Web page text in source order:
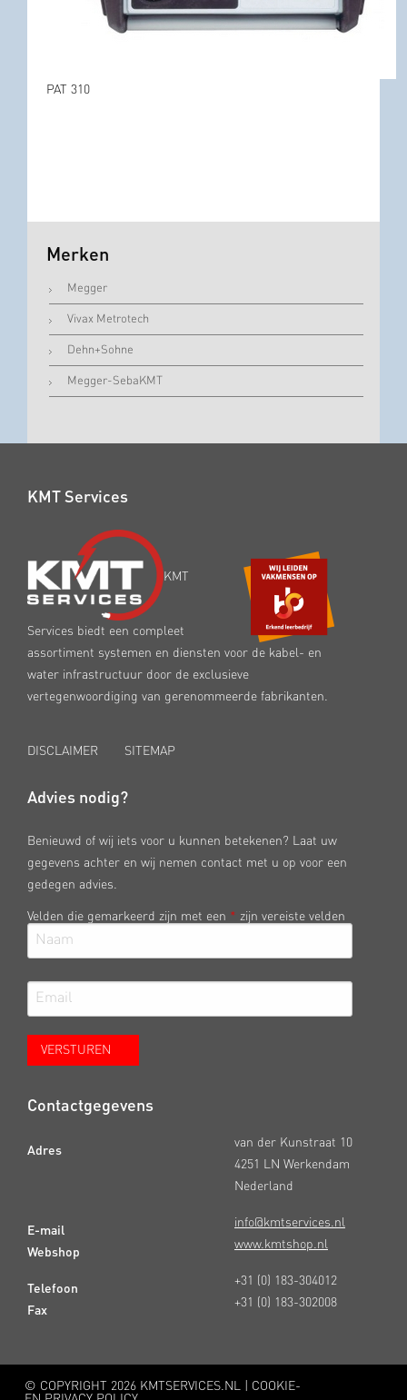
PAT 310
Merken
Megger
Vivax Metrotech
Dehn+Sohne
Megger-SebaKMT
KMT Services
KMT
Services biedt een compleet
assortiment systemen en diensten voor de kabel- en
water infrastructuur door de exclusieve
vertegenwoordiging van gerenommeerde fabrikanten.
DISCLAIMER SITEMAP
Advies nodig?
Benieuwd of wij iets voor u kunnen betekenen? Laat uw
gegevens achter en wij nemen contact met u op voor een
gedegen advies.
Velden die gemarkeerd zijn met een * zijn vereiste velden
Contactgegevens
Adres
E-mail
Webshop
Telefoon
Fax
van der Kunstraat 10
4251 LN Werkendam
Nederland
info@kmtservices.nl
www.kmtshop.nl
+31 (0) 183-304012
+31 (0) 183-302008
© COPYRIGHT 2026 KMTSERVICES.NL | COOKIE-